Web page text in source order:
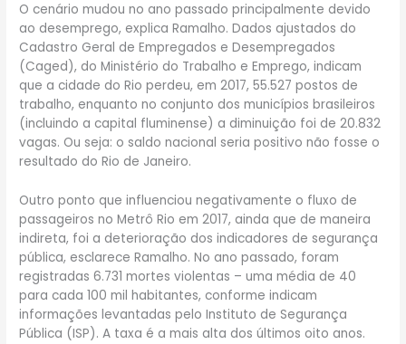
O cenário mudou no ano passado principalmente devido
ao desemprego, explica Ramalho. Dados ajustados do
Cadastro Geral de Empregados e Desempregados
(Caged), do Ministério do Trabalho e Emprego, indicam
que a cidade do Rio perdeu, em 2017, 55.527 postos de
trabalho, enquanto no conjunto dos municípios brasileiros
(incluindo a capital fluminense) a diminuição foi de 20.832
vagas. Ou seja: o saldo nacional seria positivo não fosse o
resultado do Rio de Janeiro.
Outro ponto que influenciou negativamente o fluxo de
passageiros no Metrô Rio em 2017, ainda que de maneira
indireta, foi a deterioração dos indicadores de segurança
pública, esclarece Ramalho. No ano passado, foram
registradas 6.731 mortes violentas – uma média de 40
para cada 100 mil habitantes, conforme indicam
informações levantadas pelo Instituto de Segurança
Pública (ISP). A taxa é a mais alta dos últimos oito anos.